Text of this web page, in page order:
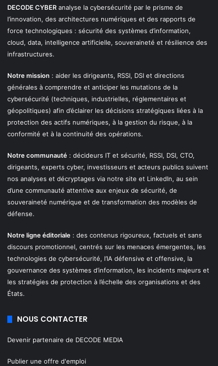
DECODE CYBER analyse la cybersécurité par le prisme de
l’innovation, des architectures numériques et des rapports de
force technologiques : sécurité des systèmes d’information,
cloud, data, intelligence artificielle, souveraineté et résilience des
infrastructures.
Notre mission : aider les dirigeants, RSSI, DSI et directions
générales à comprendre et anticiper les mutations de la
cybersécurité (techniques, industrielles, réglementaires et
géopolitiques) afin d’éclairer les décisions stratégiques liées à la
protection des actifs numériques, à la gestion du risque, à la
conformité et à la continuité des opérations.
Notre communauté : décideurs IT et sécurité, RSSI, DSI, CTO,
dirigeants, experts cyber, investisseurs et acteurs publics suivent
nos analyses et décryptages via notre site et LinkedIn, au sein
d’une communauté attentive aux enjeux de sécurité, de
souveraineté numérique et de transformation des modèles de
défense.
Notre ligne éditoriale : des contenus rigoureux, factuels et sans
discours promotionnel, centrés sur les menaces émergentes, les
technologies de cybersécurité, l’IA défensive et offensive, la
gouvernance des systèmes d’information, les incidents majeurs et
les stratégies de protection à l’échelle des organisations et des
États.
NOUS CONTACTER
Devenir partenaire de DECODE MEDIA
Publier une offre d'emploi